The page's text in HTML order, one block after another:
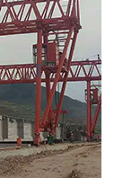
现场
荣誉
案例
我们